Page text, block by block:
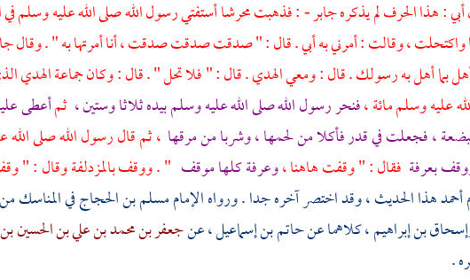
: هذا الحرف لم يذكرهجابر- : فذهبت محرشا أستفتي رسول الله صلى الله عليه وسلم
واكتحلت ، وقالت : أمرني به أبي . قال : " صدقت صدقت صدقت ، أنا أمرتها به " . وقال
بما أهل به رسولك . قال : ومعي الهدي . قال : " فلا تحل " . قال : وكان جماعة الهدي
عليه وسلم مائة ،فنحر رسول الله صلى الله عليه وسلم بيده ثلاثا وستين ، ثمأعطى
، فجعلت في قدر فأكلا من لحمها ، وشربا من مرقها ، ثم قال رسول الله صلى
بعرفة فقال : " وقفت هاهنا ،وعرفةكلها موقف " . ووقفبالمزدلفةوقال : "
أحمدهذا الحديث ، وقد اختصر آخره جدا . ورواه الإماممسلم بن الحجاجفي
بن إبراهيم، كلاهما عنحاتم بن إسماعيل، عنجعفر بن محمد بن علي بن الحسين
.